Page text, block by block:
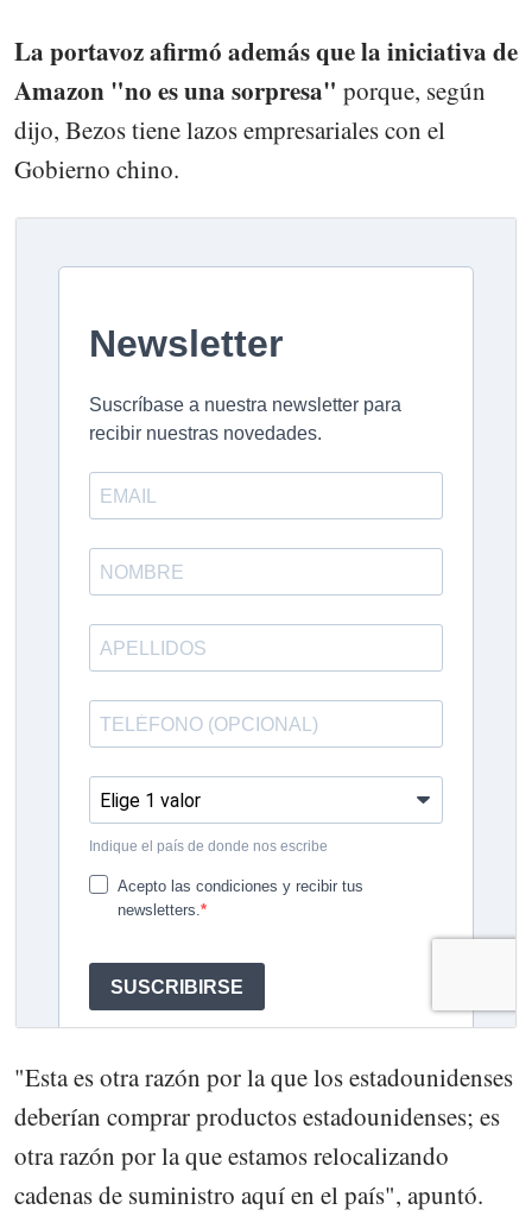
La portavoz afirmó además que la iniciativa de
Amazon "no es una sorpresa" porque, según
dijo, Bezos tiene lazos empresariales con el
Gobierno chino.
"Esta es otra razón por la que los estadounidenses
deberían comprar productos estadounidenses; es
otra razón por la que estamos relocalizando
cadenas de suministro aquí en el país", apuntó.